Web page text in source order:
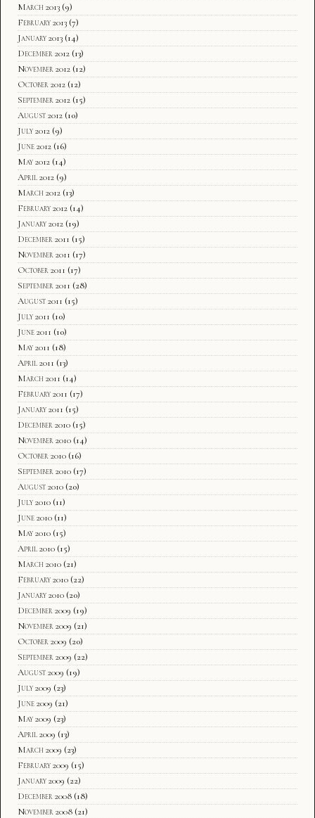
March 2013 (9)
February 2013 (7)
January 2013 (14)
December 2012 (13)
November 2012 (12)
October 2012 (12)
September 2012 (15)
August 2012 (10)
July 2012 (9)
June 2012 (16)
May 2012 (14)
April 2012 (9)
March 2012 (13)
February 2012 (14)
January 2012 (19)
December 2011 (15)
November 2011 (17)
October 2011 (17)
September 2011 (28)
August 2011 (15)
July 2011 (10)
June 2011 (10)
May 2011 (18)
April 2011 (13)
March 2011 (14)
February 2011 (17)
January 2011 (15)
December 2010 (15)
November 2010 (14)
October 2010 (16)
September 2010 (17)
August 2010 (20)
July 2010 (11)
June 2010 (11)
May 2010 (15)
April 2010 (15)
March 2010 (21)
February 2010 (22)
January 2010 (20)
December 2009 (19)
November 2009 (21)
October 2009 (20)
September 2009 (22)
August 2009 (19)
July 2009 (23)
June 2009 (21)
May 2009 (23)
April 2009 (13)
March 2009 (23)
February 2009 (15)
January 2009 (22)
December 2008 (18)
November 2008 (21)